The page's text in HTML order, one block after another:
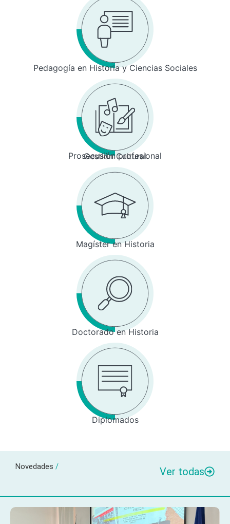
Pedagogía en Historia y Ciencias Sociales
Prosecusión profesional
Gestión Cultural
Magíster en Historia
Doctorado en Historia
Diplomados
Novedades / Ver todas